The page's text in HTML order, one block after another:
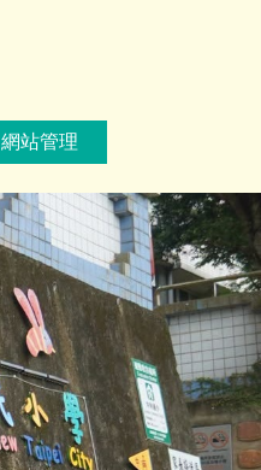
網站管理